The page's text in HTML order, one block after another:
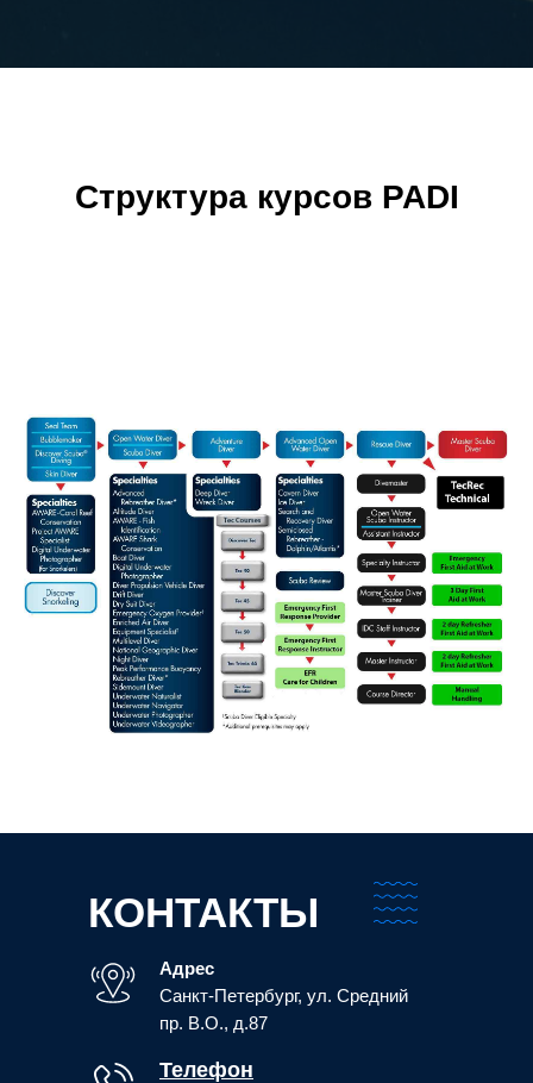
Структура курсов PADI
КОНТАКТЫ
Адрес
Санкт-Петербург, ул. Средний
пр. В.О., д.87
Телефон